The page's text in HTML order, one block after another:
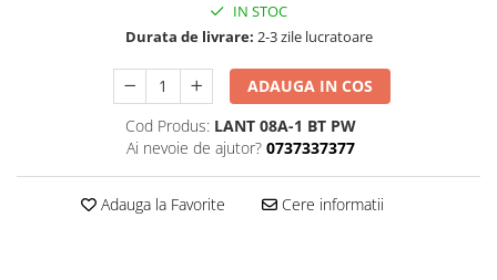
IN STOC
Durata de livrare: 2-3 zile lucratoare
ADAUGA IN COS
Cod Produs: LANT 08A-1 BT PW
Ai nevoie de ajutor? 0737337377
Adauga la Favorite Cere informatii